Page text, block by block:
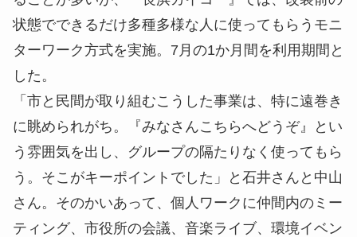
状態でできるだけ多種多様な人に使ってもらうモニ
ターワーク方式を実施。7月の1か月間を利用期間と
した。
「市と民間が取り組むこうした事業は、特に遠巻き
に眺められがち。『みなさんこちらへどうぞ』とい
う雰囲気を出し、グループの隔たりなく使ってもら
う。そこがキーポイントでした」と石井さんと中山
さん。そのかいあって、個人ワークに仲間内のミー
ティング、市役所の会議、音楽ライブ、環境イベン